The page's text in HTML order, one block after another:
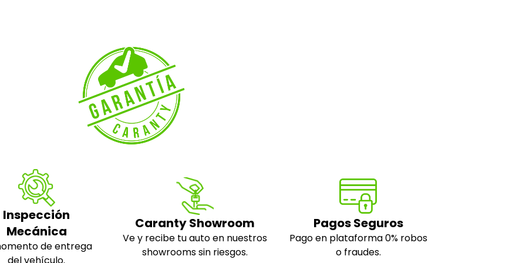
Inspección
Mecánica
de entrega
del vehículo.
Caranty Showroom
Ve y recibe tu auto en nuestros
showrooms sin riesgos.
Pagos Seguros
Pago en plataforma 0% robos
o fraudes.